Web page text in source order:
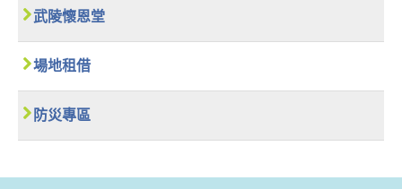
武陵懷恩堂
場地租借
防災專區